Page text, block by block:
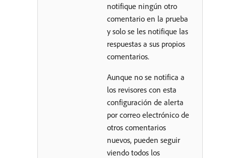
notifique ningún otro
comentario en la prueba
y solo se les notifique las
respuestas a sus propios
comentarios.
Aunque no se notifica a
los revisores con esta
configuración de alerta
por correo electrónico de
otros comentarios
nuevos, pueden seguir
viendo todos los